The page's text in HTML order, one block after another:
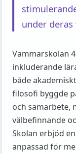
under
Vammarskolan
inkluderande
både
filosofi byggde
och samarbete,
välbefinnande
Skolan erbjöd
anpassad för